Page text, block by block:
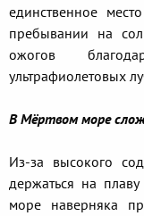
единственное
пребывании на
ожогов
ультрафиолетовых
В Мёртвом море
Из-за высокого
держаться на
море наверняка